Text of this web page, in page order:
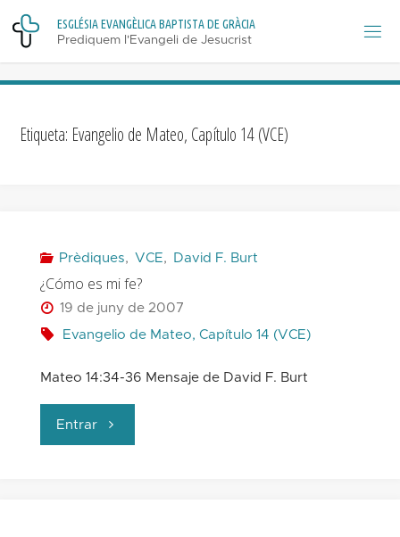
Skip
content
ESGLÉSIAEVANGÈLICABAPTISTADE GRÀCIA
Prediquem l'Evangeli de Jesucrist
Etiqueta: Evangelio de Mateo, Capítulo 14 (VCE)
Prèdiques, VCE, David F. Burt
¿Cómo es mi fe?
19 de juny de 2007
Evangelio de Mateo, Capítulo 14 (VCE)
Mateo 14:34-36 Mensaje de David F. Burt
Entrar"¿Cómo